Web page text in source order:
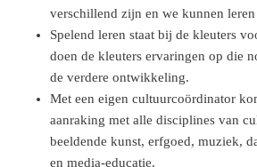
verschillend zijn en we kunnen
Spelend leren staat bij de kleuters
doen de kleuters ervaringen op die
de verdere ontwikkeling.
Met een eigen cultuurcoördinator
aanraking met alle disciplines van
beeldende kunst, erfgoed, muziek,
en media-educatie.